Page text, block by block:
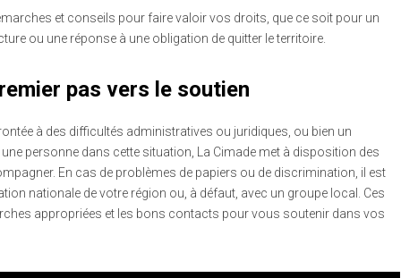
et conseils pour faire valoir vos droits, que ce soit pour un
ou une réponse à une obligation de quitter le territoire.
pas vers le soutien
à des difficultés administratives ou juridiques, ou bien un
personne dans cette situation, La Cimade met à disposition des
En cas de problèmes de papiers ou de discrimination, il est
nationale de votre région ou, à défaut, avec un groupe local. Ces
appropriées et les bons contacts pour vous soutenir dans vos